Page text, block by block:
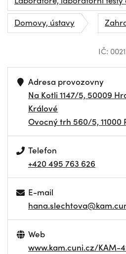
Domovy, ústavy
IČ:
Adresa provozovny
Na Kotli 1147/5, 50009
Králové
Ovocný trh 560/5, 11000
Telefon
+420 495 763 626
E-mail
Web
www.kam.cuni.cz/KAM-